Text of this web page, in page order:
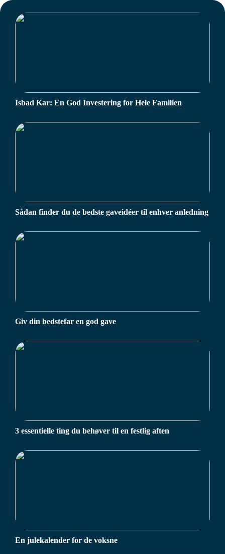
Isbad Kar: En God Investering for Hele Familien
Sådan finder du de bedste gaveidéer til enhver anledning
Giv din bedstefar en god gave
3 essentielle ting du behøver til en festlig aften
En julekalender for de voksne